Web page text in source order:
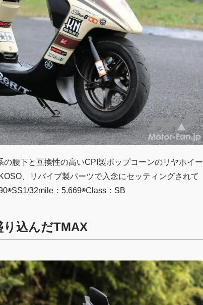
腰下と互換性の高いCPI製ポップコーンのリヤホイー
、リバイブ製パーツで入念にセッティングされて
32mile：5.669◉Class：SB
込んだTMAX